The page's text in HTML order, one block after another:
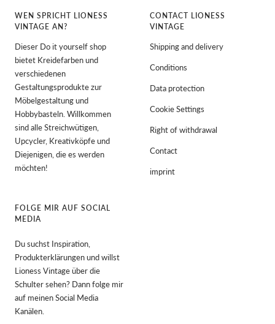
WEN SPRICHT LIONESS
VINTAGE AN?
Dieser Do it yourself shop
bietet Kreidefarben und
verschiedenen
Gestaltungsprodukte zur
Möbelgestaltung und
Hobbybasteln. Willkommen
sind alle Streichwütigen,
Upcycler, Kreativköpfe und
Diejenigen, die es werden
möchten!
CONTACT LIONESS
VINTAGE
Shipping and delivery
Conditions
Data protection
Cookie Settings
Right of withdrawal
Contact
imprint
FOLGE MIR AUF SOCIAL
MEDIA
Du suchst Inspiration,
Produkterklärungen und willst
Lioness Vintage über die
Schulter sehen? Dann folge mir
auf meinen Social Media
Kanälen.